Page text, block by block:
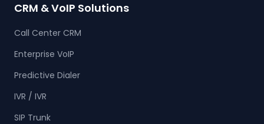
CRM & VoIP Solutions
Call Center CRM
Enterprise VoIP
Predictive Dialer
IVR / IVR
SIP Trunk